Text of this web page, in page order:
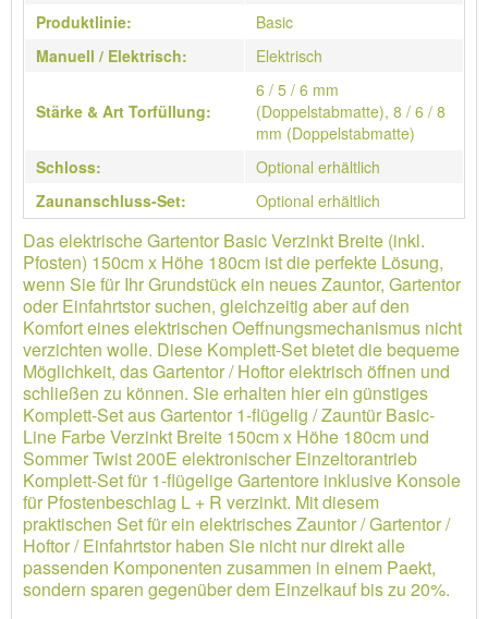
Produktlinie:
Basic
Manuell / Elektrisch:
Elektrisch
Stärke & Art Torfüllung:
6 / 5 / 6 mm
(Doppelstabmatte), 8 / 6 / 8
mm (Doppelstabmatte)
Schloss:
Optional erhältlich
Zaunanschluss-Set:
Optional erhältlich
Das elektrische Gartentor Basic Verzinkt Breite (inkl.
Pfosten) 150cm x Höhe 180cm ist die perfekte Lösung,
wenn Sie für Ihr Grundstück ein neues Zauntor, Gartentor
oder Einfahrtstor suchen, gleichzeitig aber auf den
Komfort eines elektrischen Oeffnungsmechanismus nicht
verzichten wolle. Diese Komplett-Set bietet die bequeme
Möglichkeit, das Gartentor / Hoftor elektrisch öffnen und
schließen zu können. Sie erhalten hier ein günstiges
Komplett-Set aus Gartentor 1-flügelig / Zauntür Basic-
Line Farbe Verzinkt Breite 150cm x Höhe 180cm und
Sommer Twist 200E elektronischer Einzeltorantrieb
Komplett-Set für 1-flügelige Gartentore inklusive Konsole
für Pfostenbeschlag L + R verzinkt. Mit diesem
praktischen Set für ein elektrisches Zauntor / Gartentor /
Hoftor / Einfahrtstor haben Sie nicht nur direkt alle
passenden Komponenten zusammen in einem Paekt,
sondern sparen gegenüber dem Einzelkauf bis zu 20%.